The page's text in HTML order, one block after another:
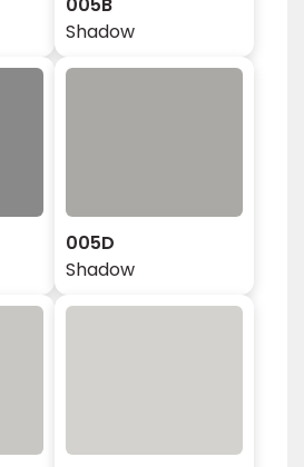
Shadow
005D
Shadow